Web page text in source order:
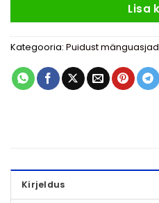
Lisa
Kategooria: Puidust mänguasjad
Kirjeldus